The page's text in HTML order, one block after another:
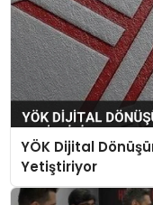
YÖK Dijital
Yetiştiriyor